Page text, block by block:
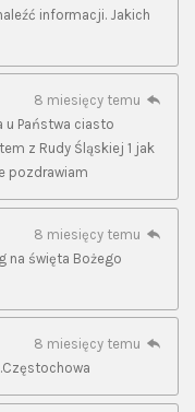
informacji. Jakich
8 miesięcy temu
u Państwa ciasto
z Rudy Śląskiej 1 jak
pozdrawiam
8 miesięcy temu
na święta Bożego
8 miesięcy temu